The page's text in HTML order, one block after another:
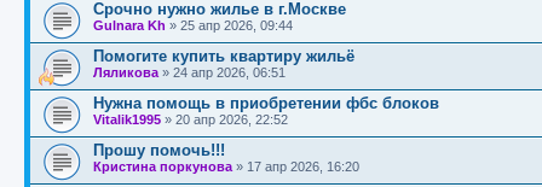
Срочно нужно жилье в г.Москве
Gulnara Kh » 25 апр 2026, 09:44
Помогите купить квартиру жильё
Ляликова » 24 апр 2026, 06:51
Нужна помощь в приобретении фбс блоков
Vitalik1995 » 20 апр 2026, 22:52
Прошу помочь!!!
Кристина поркунова » 17 апр 2026, 16:20